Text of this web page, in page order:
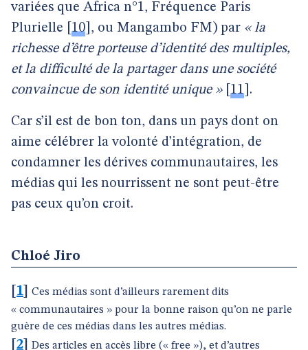
variées que Africa n°1, Fréquence Paris
Plurielle
10 , ou Mangambo FM) par « la
richesse d’être porteuse d’identité des multiples,
et la difficulté de la partager dans une société
convaincue de son identité unique »[ 11 .
Car s’il est de bon ton, dans un pays dont on
aime célébrer la volonté d’intégration, de
condamner les dérives communautaires, les
médias qui les nourrissent ne sont peut-être
pas ceux qu’on croit.
Chloé Jiro
1
Ces médias sont d’ailleurs rarement dits
« communautaires » pour la bonne raison qu’on ne parle
guère de ces médias dans les autres médias.
2
Des articles en accès libre (« free »), et d’autres